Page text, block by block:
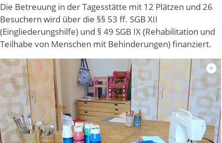
Die Betreuung in der Tagesstätte mit 12 Plätzen und 26
Besuchern wird über die §§ 53 ff. SGB XII
(Eingliederungshilfe) und § 49 SGB IX (Rehabilitation und
Teilhabe von Menschen mit Behinderungen) finanziert.